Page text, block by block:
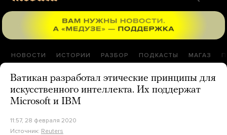
НОВОСТИ ИСТОРИИ РАЗБОР ПОДКАСТЫ МАГАЗ
Ватикан разработал этические принципы для
искусственного интеллекта. Их поддержат
Microsoft и IBM
11:57, 28 февраля 2020
Источник: Reuters